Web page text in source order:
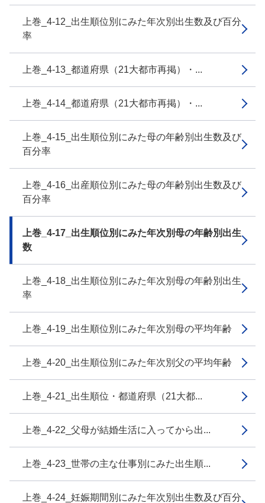
上巻_4-12_出生順位別にみた年次別出生数及び百分
率
上巻_4-13_都道府県（21大都市再掲）・...
上巻_4-14_都道府県（21大都市再掲）・...
上巻_4-15_出生順位別にみた母の年齢別出生数及び
百分率
上巻_4-16_出産順位別にみた母の年齢別出生数及び
百分率
上巻_4-17_出生順位別にみた年次別母の年齢別出生
数
上巻_4-18_出生順位別にみた年次別母の年齢別出生
率
上巻_4-19_出生順位別にみた年次別母の平均年齢
上巻_4-20_出生順位別にみた年次別父の平均年齢
上巻_4-21_出生順位・都道府県（21大都...
上巻_4-22_父母が結婚生活に入ってから出...
上巻_4-23_世帯の主な仕事別にみた出生順...
上巻_4-24_妊娠期間別にみた年次別出生数及び百分